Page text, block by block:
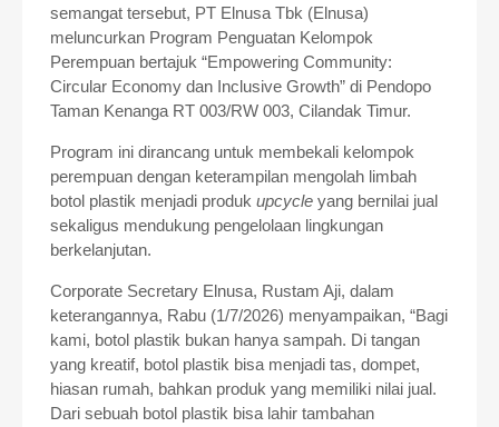
semangat tersebut, PT Elnusa Tbk (Elnusa)
meluncurkan Program Penguatan Kelompok
Perempuan bertajuk “Empowering Community:
Circular Economy dan Inclusive Growth” di Pendopo
Taman Kenanga RT 003/RW 003, Cilandak Timur.
Program ini dirancang untuk membekali kelompok
perempuan dengan keterampilan mengolah limbah
botol plastik menjadi produk upcycle yang bernilai jual
sekaligus mendukung pengelolaan lingkungan
berkelanjutan.
Corporate Secretary Elnusa, Rustam Aji, dalam
keterangannya, Rabu (1/7/2026) menyampaikan, “Bagi
kami, botol plastik bukan hanya sampah. Di tangan
yang kreatif, botol plastik bisa menjadi tas, dompet,
hiasan rumah, bahkan produk yang memiliki nilai jual.
Dari sebuah botol plastik bisa lahir tambahan